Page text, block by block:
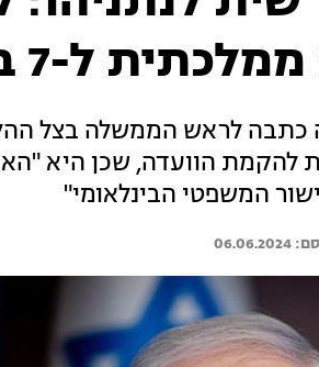
ל-7 באוקטובר
לראש הממשלה בצל
להקמת הוועדה, שכן היא
המשפטי הבינלאומי"
06.06.2024